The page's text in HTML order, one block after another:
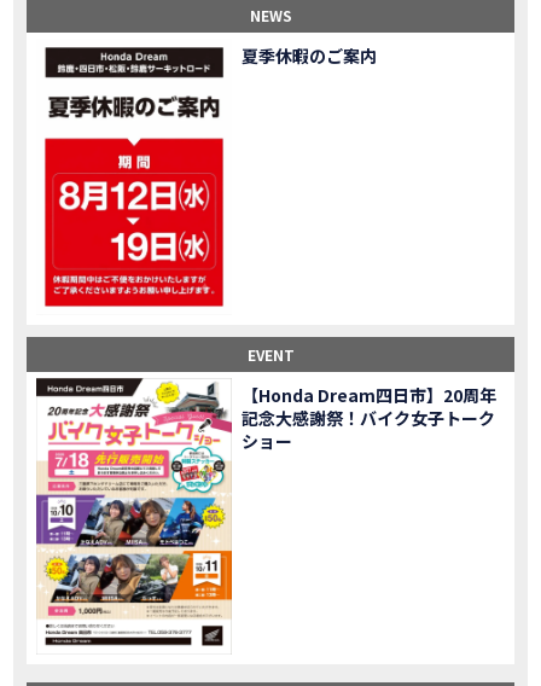
【激カワ女子登場】バイク女子はツーリング中も〇〇が大好き♡
MOVIE 正統派NC750X！大型二輪教習から10年目の素直な感想|Honda NC750X DCT【バイク女子ツーリング】
MOVIE 女が乗るバイクじゃない？低身長女が検証します
MOVIE 【福井1泊ツーリング】バイク女子、仲悪いって本当？
MOVIE 大型ツアラー！Gold Wing Tour 50th ANNIVWRSARYは女性ライダーでもツーリングを楽しめるのか検証してみた｜Honda ゴールドウイング
MOVIE 【Monkey125】初めてモンキー！意外な◯◯へ行って来た【三重ホンダヒート】
NEW BIKE 大型ツアラー「Gold Wing Tour」と特別仕様の 「Gold Wing Tour 50th ANNIVERSARY」を 受注期間限定で発売
【三重県】女性ライダーツーリングを満喫しました｜CB1000HORNET CB750HORNET CB650R E-Clutch
MOVIE 【女子ツーの実態】恥ずかしいけど、暴露しました。
MOVIE オイル交換に行ったつもりが…まさかの大出費！？
「CRF250L」「CRF250L＜s＞」のカラーリング設定と 仕様を一部変更し発売
NEW BIKE 軽二輪スーパースポーツモデル「CBR250RR」の カラーバリエーションを変更し発売
MOVIE 【Honda Dream鈴鹿】20周年記念・大感謝祭イベント 大人気バイク女子が大集合・・Honda Dreamさんの人気を探ってきましたスペシャル！！メチャクチャ楽しかったです❤
NEW BIKE PROJECT BIG1 Final Edition CB 1300在庫車あります！
MOVIE 【バイク女子】急遽、愛車とお別れ…ついにあのバイクに乗れた
MOVIE 【バイク女子】オイル交換だけのつもりが、まさかのアレを交換することに！？
EVENT 【Honda Dream 鈴鹿２０周年記念大感謝祭】 多くの方のご来店ありがとうございました！
MOVIE 【CB650R E-Clutch】X-ADVでDCTに5年乗った私が素直にレビュー｜Honda X-ADV
MOVIE 【カブでアクセル全開】女性ライダーで耐久レース参戦！レースだけじゃないサーキットの楽しみ方|Honda supercub
MOVIE 【新型X-ADV】最初のカスタムはこれ！ガラスコーティングもしちゃいました|Honda X-ADV
NEWS
夏季休暇のご案内
EVENT
【Honda Dream四日市】20周年
記念大感謝祭！バイク女子トーク
ショー